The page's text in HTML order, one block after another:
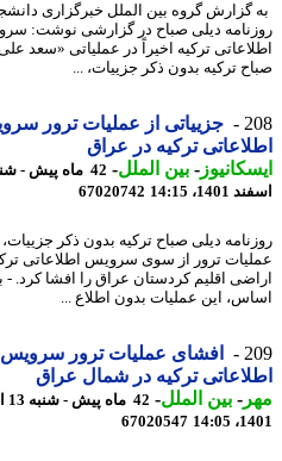
گروه بین الملل خبرگزاری دانشجو،
دیلی صباح در گزارشی نوشت: سرویس
ترکیه اخیراً در عملیاتی «سعد علی»
ترکیه بدون ذکر جزییات، ...
جزییاتی از عملیات ترور سرویس
ترکیه در عراق
-بین الملل-
42 ماه
14:15
67020742
دیلی صباح ترکیه بدون ذکر جزییات، یک
ترور از سوی سرویس اطلاعاتی ترکیه
اقلیم کردستان عراق را افشا کرد. - به
این عملیات بدون اطلاع ...
افشای عملیات ترور سرویس
ترکیه در شمال عراق
-بین الملل-
42 ماه پیش - شنبه 13
67020547